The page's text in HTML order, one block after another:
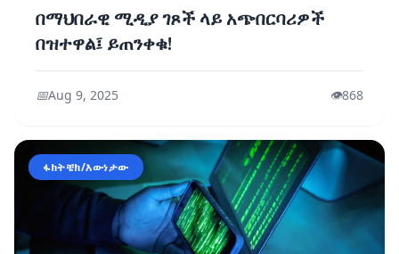
በማህበራዊ ሚዲያ ገጾች ላይ አጭበርባሪዎች
በዝተዋል፤ ይጠንቀቁ!
📅Aug 9, 2025 👁️868
ፋክትቼክ/እውነታው